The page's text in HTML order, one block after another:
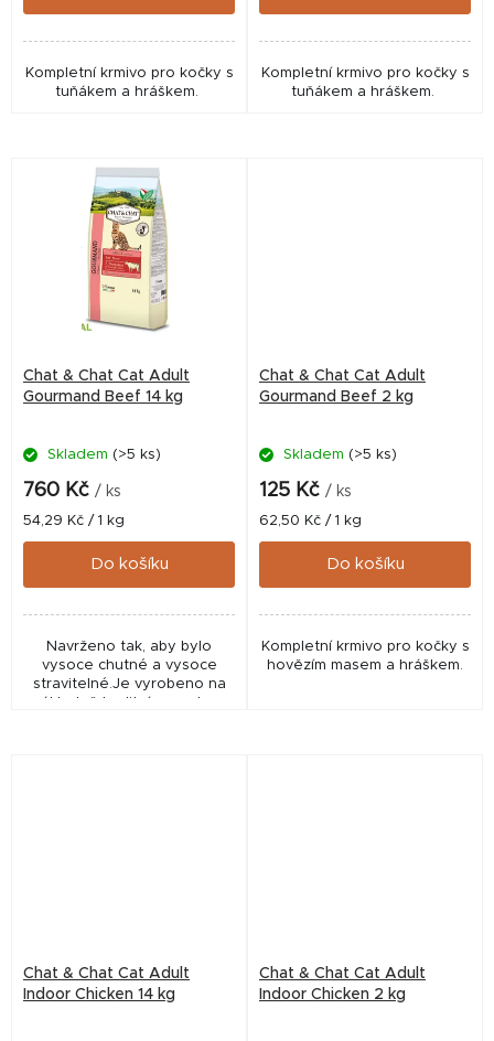
Kompletní krmivo pro kočky s
tuňákem a hráškem.
Kompletní krmivo pro kočky s
tuňákem a hráškem.
Chat & Chat Cat Adult
Gourmand Beef 14 kg
Skladem (>5 ks)
760 Kč / ks
Měrná
cena:
54,29 Kč / 1 kg
Do košíku
Navrženo tak, aby bylo
vysoce chutné a vysoce
stravitelné.Je vyrobeno na
Chat & Chat Cat Adult
Gourmand Beef 2 kg
Skladem (>5 ks)
125 Kč / ks
Měrná
cena:
62,50 Kč / 1 kg
Do košíku
Kompletní krmivo pro kočky s
hovězím masem a hráškem.
Chat & Chat Cat Adult
Indoor Chicken 14 kg
Chat & Chat Cat Adult
Indoor Chicken 2 kg